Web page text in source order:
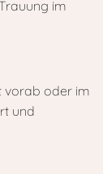
im
vorab oder im
und